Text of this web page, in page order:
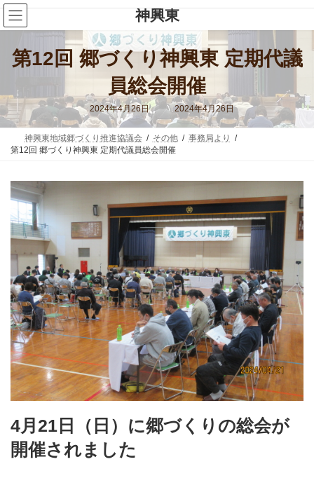
コ
ン
テ
キ
ッ
プ
ナ
ビ
ゲ
に
移
動
神興東
第12回 郷づくり神興東 定期代議
員総会開催
2024年4月26日
最
終
更
新
日
時
2024年4月26日
神興東地域郷づくり推進協議会 その他
事務局より
第12回 郷づくり神興東 定期代議員総会開催
4月21日（日）に郷づくりの総会が
開催されました